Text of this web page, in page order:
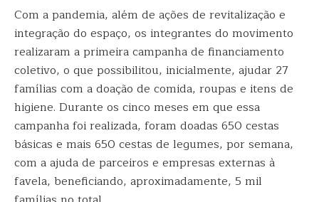
Com a pandemia, além de ações de revitalização e
integração do espaço, os integrantes do movimento
realizaram a primeira campanha de financiamento
coletivo, o que possibilitou, inicialmente, ajudar 27
famílias com a doação de comida, roupas e itens de
higiene. Durante os cinco meses em que essa
campanha foi realizada, foram doadas 650 cestas
básicas e mais 650 cestas de legumes, por semana,
com a ajuda de parceiros e empresas externas à
favela, beneficiando, aproximadamente, 5 mil